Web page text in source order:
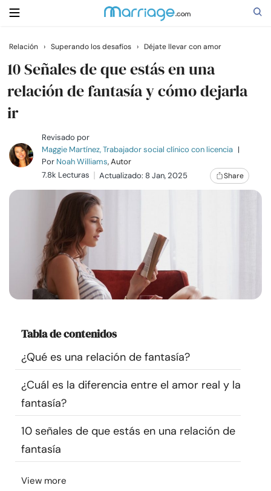
Buscar
Casarse
Relaciones
Familia
Cursos
Recursos
Encuentra un terapeuta
Idioma ES
Sobre nosotros Contáctanos Escríbenos
Publicidad con
nosotros
Relación › Superando los desafíos › Déjate llevar con amor
10 Señales de que estás en una
relación de fantasía y cómo dejarla
ir
Revisado por
Maggie Martínez, Trabajador social clínico con licencia |
Por Noah Williams, Autor
7.8k Lecturas
Actualizado: 8 Jan, 2025 Share
Tabla de contenidos
¿Qué es una relación de fantasía?
¿Cuál es la diferencia entre el amor real y la
fantasía?
10 señales de que estás en una relación de
fantasía
View more